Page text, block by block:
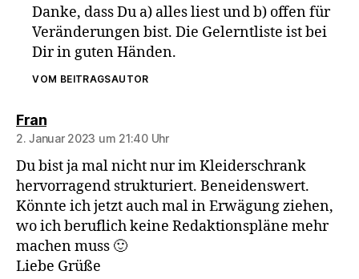
Danke, dass Du a) alles liest und b) offen für
Veränderungen bist. Die Gelerntliste ist bei
Dir in guten Händen.
VOM BEITRAGSAUTOR
Fransagt:
2. Januar 2023 um 21:40 Uhr
Du bist ja mal nicht nur im Kleiderschrank
hervorragend strukturiert. Beneidenswert.
Könnte ich jetzt auch mal in Erwägung ziehen,
wo ich beruflich keine Redaktionspläne mehr
machen muss 🙂
Liebe Grüße